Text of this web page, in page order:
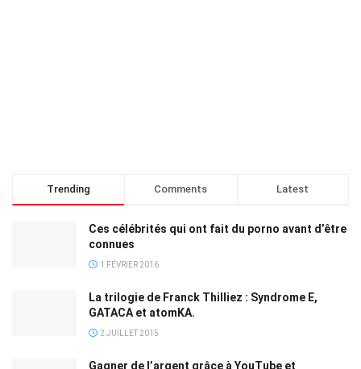
Trending Comments Latest
Ces célébrités qui ont fait du porno avant d’être
connues
1 FÉVRIER 2016
La trilogie de Franck Thilliez : Syndrome E,
GATACA et atomKA.
2 JUILLET 2015
Gagner de l’argent grâce à YouTube et